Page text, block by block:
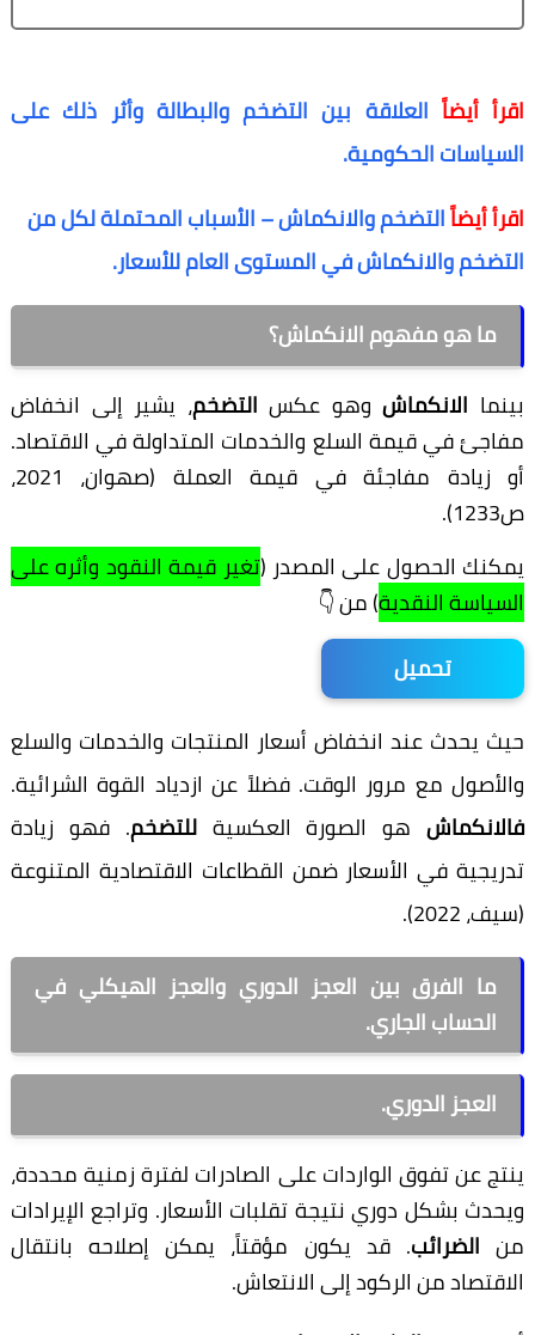
اقرأ أيضاً العلاقة بين التضخم والبطالة وأثر ذلك على
السياسات الحكومية.
اقرأ أيضاًالتضخم والانكماش – الأسباب المحتملة لكل من
التضخم والانكماش في المستوى العام للأسعار.
ما هو مفهوم الانكماش؟
بينما الانكماش وهو عكس التضخم، يشير إلى انخفاض
مفاجئ في قيمة السلع والخدمات المتداولة في الاقتصاد.
أو زيادة مفاجئة في قيمة العملة (صهوان، 2021،
ص1233).
يمكنك الحصول على المصدر (تغير قيمة النقود وأثره على
السياسة النقدية) من 👇
تحميل
حيث يحدث عند انخفاض أسعار المنتجات والخدمات والسلع
والأصول مع مرور الوقت. فضلاً عن ازدياد القوة الشرائية.
فالانكماش هو الصورة العكسيةللتضخم. فهو زيادة
تدريجية في الأسعار ضمن القطاعات الاقتصادية المتنوعة
(سيف، 2022).
ما الفرق بين العجز الدوري والعجز الهيكلي في
الحساب الجاري.
العجز الدوري.
ينتج عن تفوق الواردات على الصادرات لفترة زمنية محددة،
ويحدث بشكل دوري نتيجة تقلبات الأسعار. وتراجع الإيرادات
من الضرائب. قد يكون مؤقتاً، يمكن إصلاحه بانتقال
الاقتصاد من الركود إلى الانتعاش.